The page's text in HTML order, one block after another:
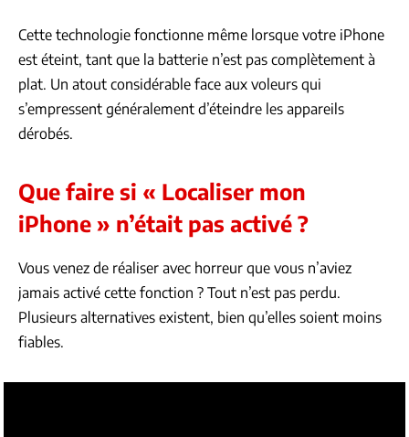
Cette technologie fonctionne même lorsque votre iPhone
est éteint, tant que la batterie n’est pas complètement à
plat. Un atout considérable face aux voleurs qui
s’empressent généralement d’éteindre les appareils
dérobés.
Que faire si « Localiser mon
iPhone » n’était pas activé ?
Vous venez de réaliser avec horreur que vous n’aviez
jamais activé cette fonction ? Tout n’est pas perdu.
Plusieurs alternatives existent, bien qu’elles soient moins
fiables.